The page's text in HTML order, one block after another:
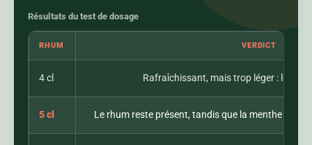
Résultats du test de dosage
RHUM VERDICT
4 cl Rafraîchissant, mais trop léger : le
5 cl Le rhum reste présent, tandis que la menthe et le